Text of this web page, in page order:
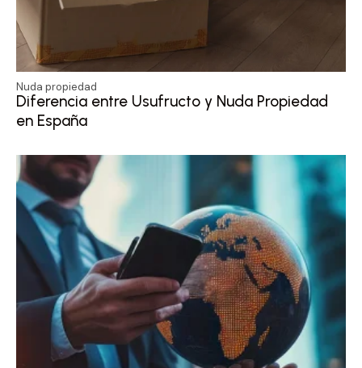
Nuda propiedad
Diferencia entre Usufructo y Nuda Propiedad
en España